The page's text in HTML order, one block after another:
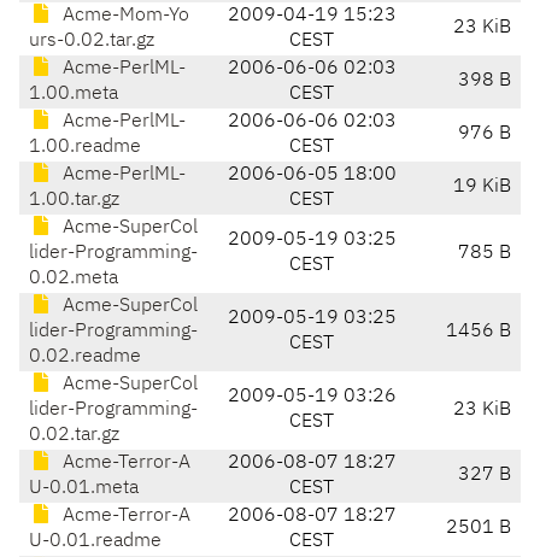
Acme-Mom-Yo
urs-0.02.tar.gz
2009-04-19 15:23
CEST
23 KiB
Acme-PerlML-
1.00.meta
2006-06-06 02:03
CEST
398 B
Acme-PerlML-
1.00.readme
2006-06-06 02:03
CEST
976 B
Acme-PerlML-
1.00.tar.gz
2006-06-05 18:00
CEST
19 KiB
Acme-SuperCol
lider-Programming-
0.02.meta
2009-05-19 03:25
CEST
785 B
Acme-SuperCol
lider-Programming-
0.02.readme
2009-05-19 03:25
CEST
1456 B
Acme-SuperCol
lider-Programming-
0.02.tar.gz
2009-05-19 03:26
CEST
23 KiB
Acme-Terror-A
U-0.01.meta
2006-08-07 18:27
CEST
327 B
Acme-Terror-A
U-0.01.readme
2006-08-07 18:27
CEST
2501 B